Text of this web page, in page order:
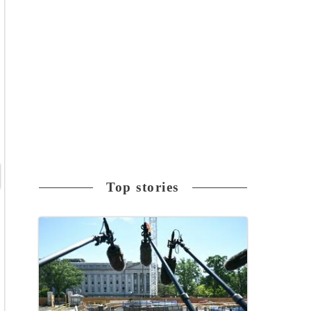
Top stories